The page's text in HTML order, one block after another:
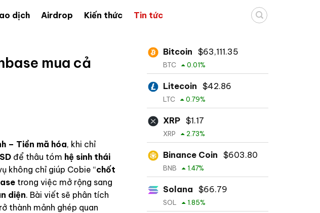
dịch Airdrop Kiến thức Tin tức
mua cả
– Tiền mã hóa, khi chỉ
để thâu tóm hệ sinh thái
không chỉ giúp Cobie “chốt
trong việc mở rộng sang
diện. Bài viết sẽ phân tích
thành mảnh ghép quan
Bitcoin $63,111.35
BTC 0.01%
Litecoin $42.86
LTC 0.79%
XRP $1.17
XRP 2.73%
Binance Coin $603.80
BNB 1.47%
Solana $66.79
SOL 1.85%